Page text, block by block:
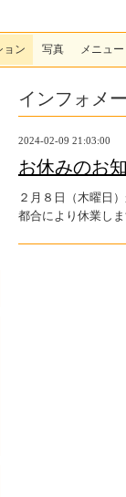
ョン 写真 メニュー
インフォメ
2024-02-09 21:03:00
お休みのお
２月８日（木曜日
都合により休業し